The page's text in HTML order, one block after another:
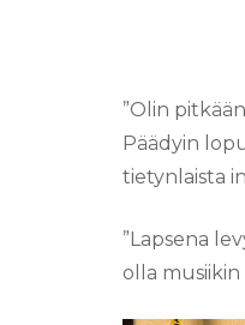
”Olin
Päädyin
tietynlaista
”Lapsena
olla musiikin